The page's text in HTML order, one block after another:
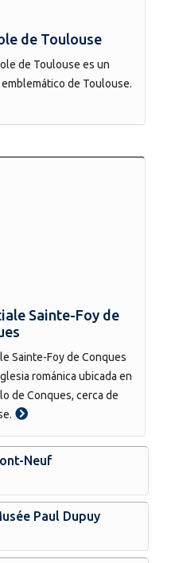
de Toulouse
de Toulouse es un
de Toulouse.
Sainte-Foy de
Sainte-Foy de Conques
románica ubicada en
de Conques, cerca de
Neuf
Paul Dupuy